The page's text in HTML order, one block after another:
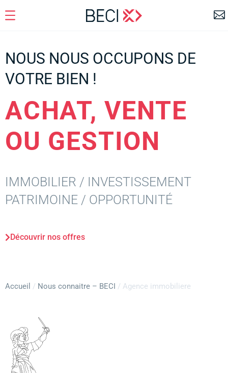
NOUS NOUS OCCUPONS DE
VOTRE BIEN !
ACHAT, VENTE
OU GESTION
IMMOBILIER / INVESTISSEMENT
PATRIMOINE / OPPORTUNITÉ
Découvrir nos offres
Accueil / Nous connaitre – BECI / Agence immobiliere